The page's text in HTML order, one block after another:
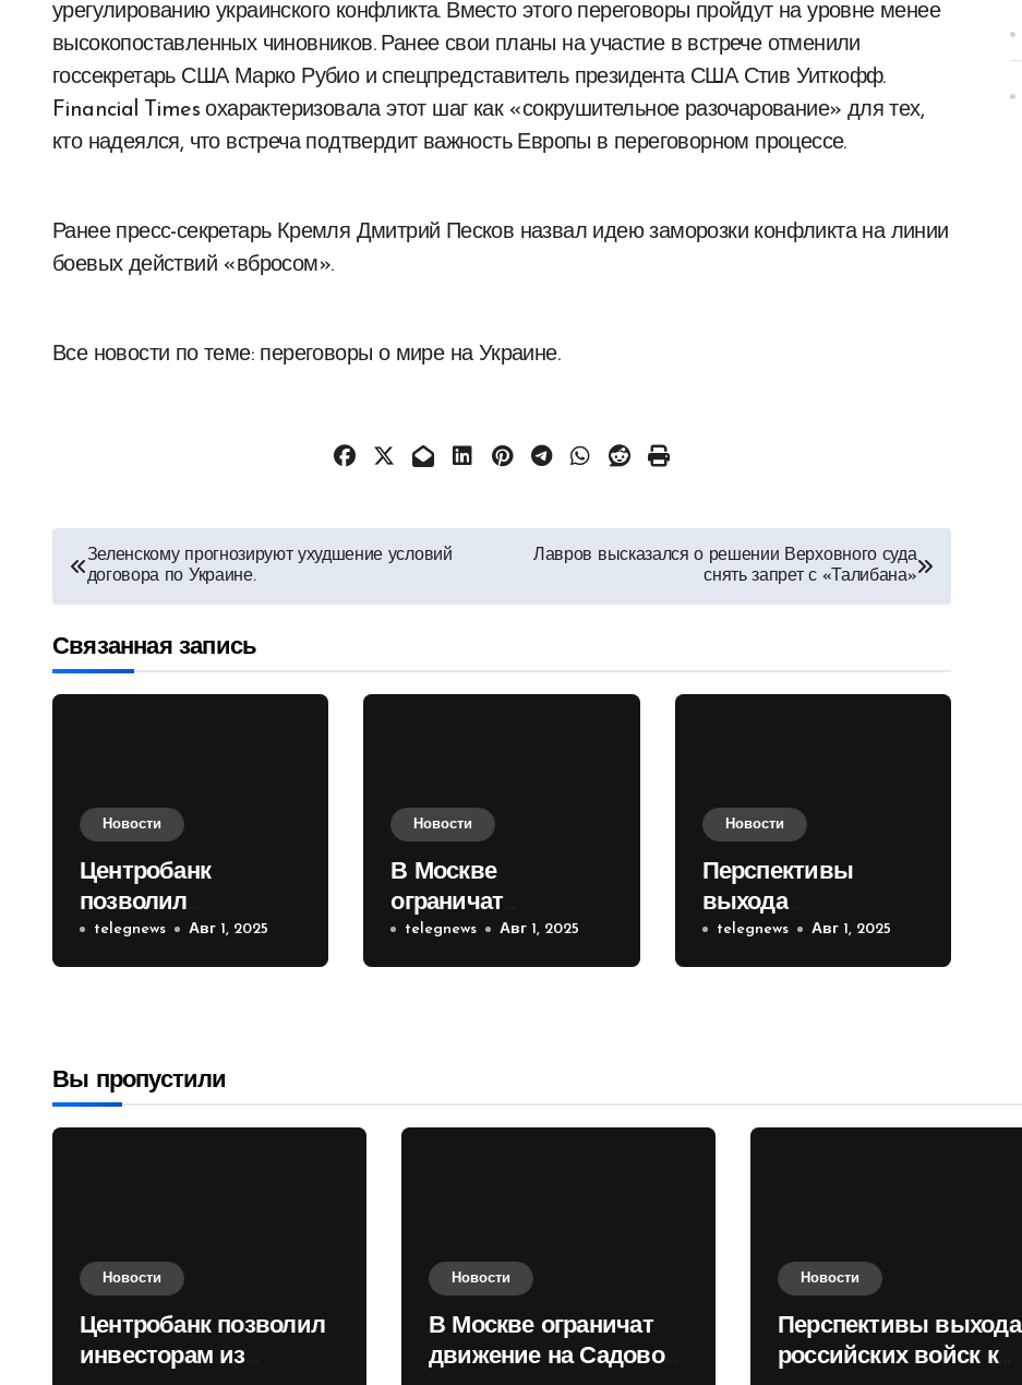
урегулированию украинского конфликта. Вместо этого переговоры пройдут на уровне менее
высокопоставленных чиновников. Ранее свои планы на участие в встрече отменили
госсекретарь США Марко Рубио и спецпредставитель президента США Стив Уиткофф.
Financial Times охарактеризовала этот шаг как «сокрушительное разочарование» для тех,
кто надеялся, что встреча подтвердит важность Европы в переговорном процессе.
Ранее пресс-секретарь Кремля Дмитрий Песков назвал идею заморозки конфликта на линии
боевых действий «вбросом».
Все новости по теме: переговоры о мире на Украине.
Навигация
по
записям
Зеленскому прогнозируют ухудшение условий
договора по Украине.
Лавров высказался о решении Верховного суда
снять запрет с «Талибана»
Связанная запись
Новости
Центробанк
позволил
инвесторам из
враждебных
telegnews Авг 1, 2025
Новости
В Москве
ограничат
движение на
Садовом кольце
telegnews Авг 1, 2025
Новости
Перспективы
выхода
российских войск к
Киеву зимой
telegnews Авг 1, 2025
Вы пропустили
Новости
Центробанк позволил
инвесторам из
Новости
В Москве ограничат
движение на Садовом
Новости
Перспективы выхода
российских войск к